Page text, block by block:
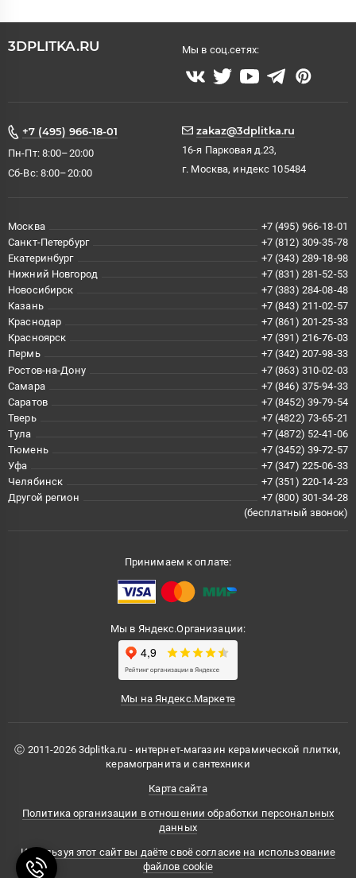
3DPLITKA.RU Мы в соц.сетях:
+7 (495) 966-18-01
Пн-Пт: 8:00–20:00
Сб-Вс: 8:00–20:00
zakaz@3dplitka.ru
16-я Парковая д.23,
г. Москва, индекс 105484
Москва
+7 (495) 966-18-01
Санкт-Петербург
+7 (812) 309-35-78
Екатеринбург
+7 (343) 289-18-98
Нижний Новгород
+7 (831) 281-52-53
Новосибирск
+7 (383) 284-08-48
Казань
+7 (843) 211-02-57
Краснодар
+7 (861) 201-25-33
Красноярск
+7 (391) 216-76-03
Пермь
+7 (342) 207-98-33
Ростов-на-Дону
+7 (863) 310-02-03
Самара
+7 (846) 375-94-33
Саратов
+7 (8452) 39-79-54
Тверь
+7 (4822) 73-65-21
Тула
+7 (4872) 52-41-06
Тюмень
+7 (3452) 39-72-57
Уфа
+7 (347) 225-06-33
Челябинск
+7 (351) 220-14-23
Другой регион
+7 (800) 301-34-28
(бесплатный звонок)
Принимаем к оплате:
Мы в Яндекс.Организации:
Мы на Яндекс.Маркете
Ⓒ 2011-2026 3dplitka.ru - интернет-магазин керамической плитки,
керамогранита и сантехники
Карта сайта
Политика организации в отношении обработки персональных
данных
Используя этот сайт вы даёте своё согласие на использование
файлов cookie